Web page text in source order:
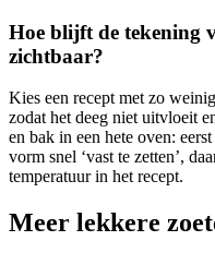
Hoe blijft de tekening
zichtbaar?
Kies een recept met zo
zodat het deeg niet uitvloeit
en bak in een hete oven:
vorm snel ‘vast te zetten’,
temperatuur in het recept.
Meer lekkere